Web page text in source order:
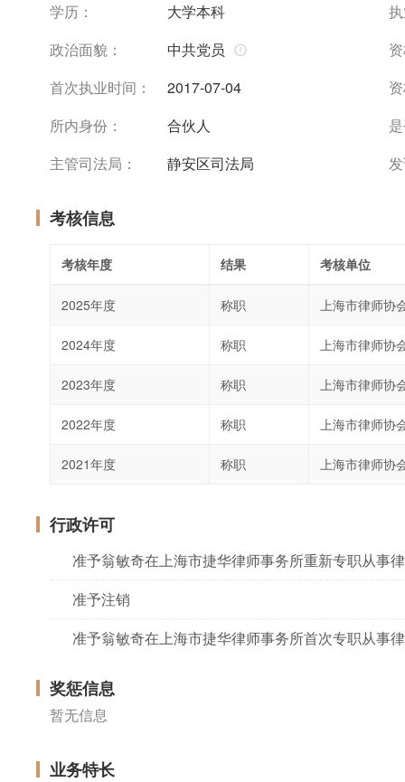
学历：
大学本科
政治面貌：
中共党员
首次执业时间：
2017-07-04
所内身份：
合伙人
主管司法局：
静安区司法局
考核信息
考核年度 结果 考核单位
2025年度 称职 上海市律师协
2024年度 称职 上海市律师协
2023年度 称职 上海市律师协
2022年度 称职 上海市律师协
2021年度 称职 上海市律师协
行政许可
准予翁敏奇在上海市捷华律师事务所重新专职从事
准予注销
准予翁敏奇在上海市捷华律师事务所首次专职从事
奖惩信息
暂无信息
业务特长